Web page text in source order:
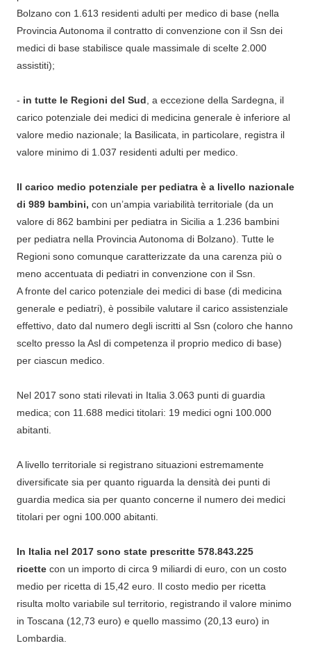
Bolzano con 1.613 residenti adulti per medico di base (nella
Provincia Autonoma il contratto di convenzione con il Ssn dei
medici di base stabilisce quale massimale di scelte 2.000
assistiti);
- in tutte le Regioni del Sud , a eccezione della Sardegna, il
carico potenziale dei medici di medicina generale è inferiore al
valore medio nazionale; la Basilicata, in particolare, registra il
valore minimo di 1.037 residenti adulti per medico.
Il carico medio potenziale per pediatra è a livello nazionale
di 989 bambini, con un’ampia variabilità territoriale (da un
valore di 862 bambini per pediatra in Sicilia a 1.236 bambini
per pediatra nella Provincia Autonoma di Bolzano). Tutte le
Regioni sono comunque caratterizzate da una carenza più o
meno accentuata di pediatri in convenzione con il Ssn.
A fronte del carico potenziale dei medici di base (di medicina
generale e pediatri), è possibile valutare il carico assistenziale
effettivo, dato dal numero degli iscritti al Ssn (coloro che hanno
scelto presso la Asl di competenza il proprio medico di base)
per ciascun medico.
Nel 2017 sono stati rilevati in Italia 3.063 punti di guardia
medica; con 11.688 medici titolari: 19 medici ogni 100.000
abitanti.
A livello territoriale si registrano situazioni estremamente
diversificate sia per quanto riguarda la densità dei punti di
guardia medica sia per quanto concerne il numero dei medici
titolari per ogni 100.000 abitanti.
In Italia nel 2017 sono state prescritte 578.843.225
ricette con un importo di circa 9 miliardi di euro, con un costo
medio per ricetta di 15,42 euro. Il costo medio per ricetta
risulta molto variabile sul territorio, registrando il valore minimo
in Toscana (12,73 euro) e quello massimo (20,13 euro) in
Lombardia.